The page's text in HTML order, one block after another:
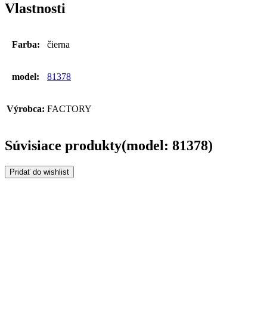
Vlastnosti
Farba: čierna
model: 81378
Výrobca: FACTORY
Súvisiace produkty(model: 81378)
Pridať do wishlist